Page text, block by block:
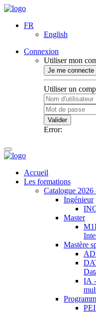
FR
English
Connexion
Utiliser mon
Je me connecte
Utiliser un
Valider
Error:
Accueil
Les formations
Catalogue 2026
Ingénieur
Master
Mastère
IA